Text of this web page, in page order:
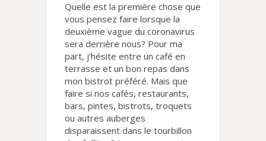
Quelle est la première chose que
vous pensez faire lorsque la
deuxième vague du coronavirus
sera derrière nous? Pour ma
part, j’hésite entre un café en
terrasse et un bon repas dans
mon bistrot préféré. Mais que
faire si nos cafés, restaurants,
bars, pintes, bistrots, troquets
ou autres auberges
disparaissent dans le tourbillon